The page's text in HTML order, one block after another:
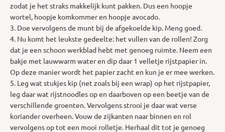
zodat je het straks makkelijk kunt pakken. Dus een hoopje
wortel, hoopje komkommer en hoopje avocado.
3. Doe vervolgens de munt bij de afgekoelde kip. Meng goed.
4. Nu komt het leukste gedeelte: het vullen van de rollen! Zorg
dat je een schoon werkblad hebt met genoeg ruimte. Neem een
bakje met lauwwarm water en dip daar 1 velletje rijstpapier in.
Op deze manier wordt het papier zacht en kun je er mee werken.
5. Leg wat stukjes kip (net zoals bij een wrap) op het rijstpapier,
leg daar wat rijstnoodles op en daarboven op een beetje van de
verschillende groenten. Vervolgens strooi je daar wat verse
koriander overheen. Vouw de zijkanten naar binnen en rol
vervolgens op tot een mooi rolletje. Herhaal dit tot je genoeg